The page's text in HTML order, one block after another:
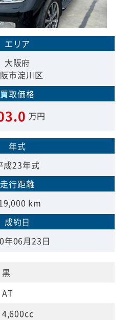
エリア
大阪府
市淀川区
買取価格
万円
年式
成23年式
走行距離
km
成約日
年06月23日
黒
AT
4,600cc